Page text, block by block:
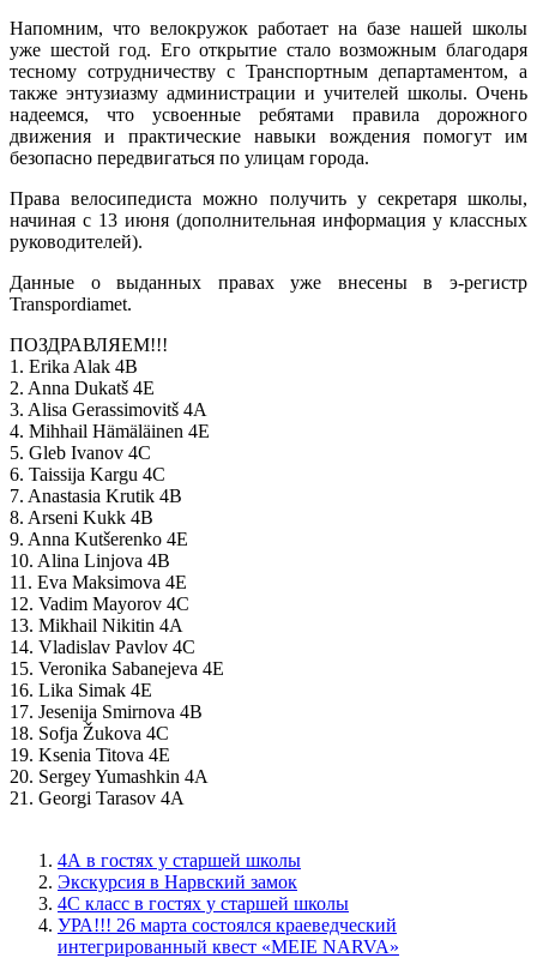
Напомним, что велокружок работает на базе нашей школы
уже шестой год. Его открытие стало возможным благодаря
тесному сотрудничеству с Транспортным департаментом, а
также энтузиазму администрации и учителей школы. Очень
надеемся, что усвоенные ребятами правила дорожного
движения и практические навыки вождения помогут им
безопасно передвигаться по улицам города.
Права велосипедиста можно получить у секретаря школы,
начиная с 13 июня (дополнительная информация у классных
руководителей).
Данные о выданных правах уже внесены в э-регистр
Transpordiamet.
ПОЗДРАВЛЯЕМ!!!
1. Erika Alak 4B
2. Anna Dukatš 4E
3. Alisa Gerassimovitš 4A
4. Mihhail Hämäläinen 4E
5. Gleb Ivanov 4C
6. Taissija Kargu 4C
7. Anastasia Krutik 4B
8. Arseni Kukk 4B
9. Anna Kutšerenko 4E
10. Alina Linjova 4B
11. Eva Maksimova 4E
12. Vadim Mayorov 4C
13. Mikhail Nikitin 4A
14. Vladislav Pavlov 4C
15. Veronika Sabanejeva 4E
16. Lika Simak 4E
17. Jesenija Smirnova 4B
18. Sofja Žukova 4C
19. Ksenia Titova 4E
20. Sergey Yumashkin 4A
21. Georgi Tarasov 4A
4А в гостях у старшей школы
Экскурсия в Нарвский замок
4C класс в гостях у старшей школы
УРА!!! 26 марта состоялся краеведческий
интегрированный квест «MEIE NARVA»